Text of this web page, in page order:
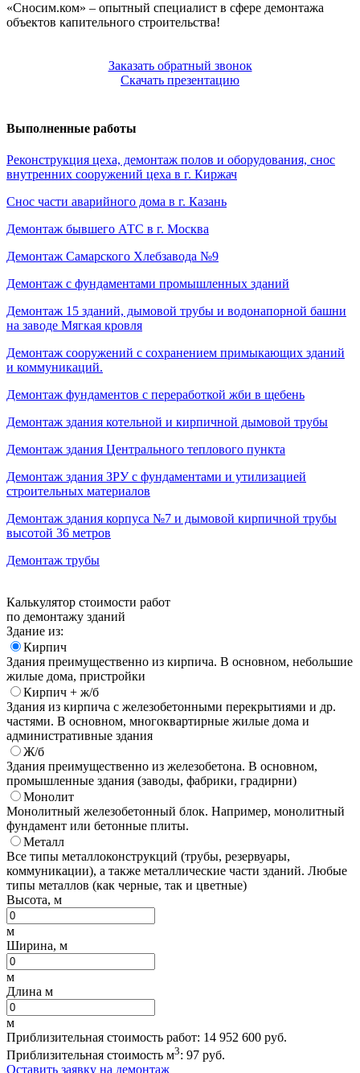
«Сносим.ком» – опытный специалист в сфере демонтажа
объектов капительного строительства!
Заказать обратный звонок
Скачать презентацию
Выполненные работы
Реконструкция цеха, демонтаж полов и оборудования, снос
внутренних сооружений цеха в г. Киржач
Снос части аварийного дома в г. Казань
Демонтаж бывшего АТС в г. Москва
Демонтаж Самарского Хлебзавода №9
Демонтаж с фундаментами промышленных зданий
Демонтаж 15 зданий, дымовой трубы и водонапорной башни
на заводе Мягкая кровля
Демонтаж сооружений с сохранением примыкающих зданий
и коммуникаций.
Демонтаж фундаментов с переработкой жби в щебень
Демонтаж здания котельной и кирпичной дымовой трубы
Демонтаж здания Центрального теплового пункта
Демонтаж здания ЗРУ с фундаментами и утилизацией
строительных материалов
Демонтаж здания корпуса №7 и дымовой кирпичной трубы
высотой 36 метров
Демонтаж трубы
Калькулятор стоимости работ
по демонтажу зданий
Здание из:
Кирпич
Здания преимущественно из кирпича. В основном, небольшие
жилые дома, пристройки
Кирпич + ж/б
Здания из кирпича с железобетонными перекрытиями и др.
частями. В основном, многоквартирные жилые дома и
административные здания
Ж/б
Здания преимущественно из железобетона. В основном,
промышленные здания (заводы, фабрики, градирни)
Монолит
Монолитный железобетонный блок. Например, монолитный
фундамент или бетонные плиты.
Металл
Все типы металлоконструкций (трубы, резервуары,
коммуникации), а также металлические части зданий. Любые
типы металлов (как черные, так и цветные)
Высота, м
м
Ширина, м
м
Длина м
м
Приблизительная стоимость работ: 14 952 600 руб.
Приблизительная стоимость м3: 97 руб.
Оставить заявку на демонтаж